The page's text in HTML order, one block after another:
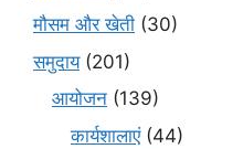
मौसम और खेती (30)
समुदाय(201)
आयोजन (139)
कार्यशालाएं(44)